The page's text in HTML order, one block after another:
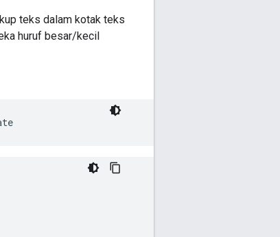
teks dalam kotak teks
huruf besar/kecil